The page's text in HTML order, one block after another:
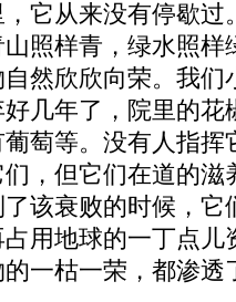
它从来没有停歇过
照样青，绿水照样
然欣欣向荣。我们
几年了，院里的花
萄等。没有人指挥
，但它们在道的滋
该衰败的时候，它
用地球的一丁点儿
一枯一荣，都渗透